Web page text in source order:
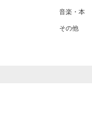
音楽・本
その他